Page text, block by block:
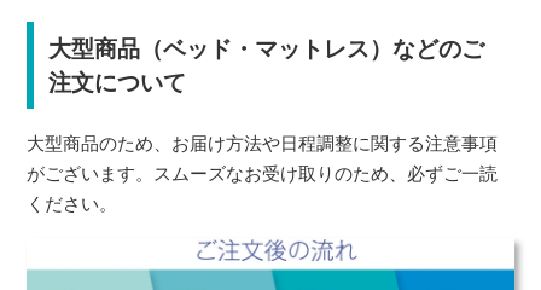
大型商品（ベッド・マットレス）などのご
注文について
大型商品のため、お届け方法や日程調整に関する注意事項
がございます。スムーズなお受け取りのため、必ずご一読
ください。